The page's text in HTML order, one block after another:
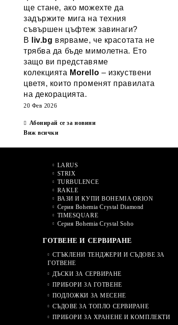
ще стане, ако можехте да
задържите мига на техния
съвършен цъфтеж завинаги?
В
liv.bg вярваме, че красотата не
трябва да бъде мимолетна. Ето
защо ви представяме
колекцията Morello – изкуствени
цветя, които променят правилата
на декорацията.
20 Фев 2026
Абонирай се за новини
Виж всички
LARUS
STRIX
TURBULENCE
RAKLE
ВАЗИ И КУПИ BOHEMIA ORION
Серия Bohemia Crystal Diamond
TIMESQUARE
Серия Bohemia Crystal Soho
ГОТВЕНЕ И СЕРВИРАНЕ
СТЪКЛЕНИ ТЕНДЖЕРИ И СЪДОВЕ ЗА
ГОТВЕНЕ
ДЪСКИ ЗА СЕРВИРАНЕ
ПРИБОРИ ЗА ГОТВЕНЕ
ПОДЛОЖКИ ЗА МЕСЕНЕ
СЪДОВЕ ЗА ТОПЛО СЕРВИРАНЕ
ПРИБОРИ ЗА ХРАНЕНЕ И КОМПЛЕКТИ